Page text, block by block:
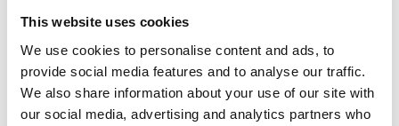
This website uses cookies
We use cookies to personalise content and ads, to
provide social media features and to analyse our traffic.
We also share information about your use of our site with
our social media, advertising and analytics partners who